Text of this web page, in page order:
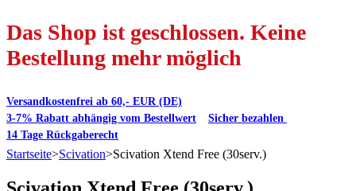
Das Shop ist geschlossen. Keine
Bestellung mehr möglich
Versandkostenfrei ab 60,- EUR (DE)
3-7% Rabatt abhängig vom Bestellwert
Sicher bezahlen
14 Tage Rückgaberecht
Startseite>Scivation>Scivation Xtend Free (30serv.)